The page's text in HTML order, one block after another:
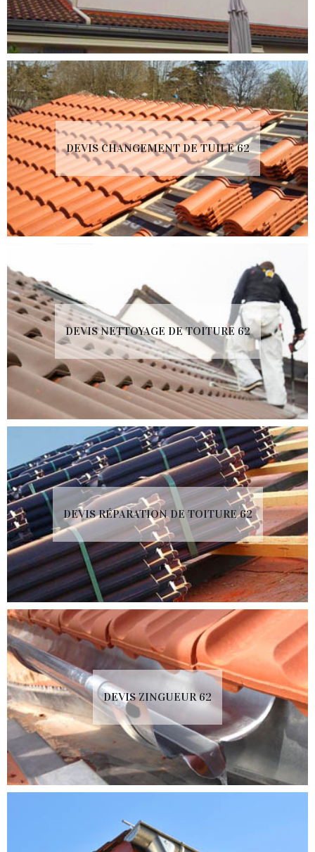
DEVIS CHANGEMENT DE TUILE 62
DEVIS NETTOYAGE DE TOITURE 62
DEVIS RÉPARATION DE TOITURE 62
DEVIS ZINGUEUR 62